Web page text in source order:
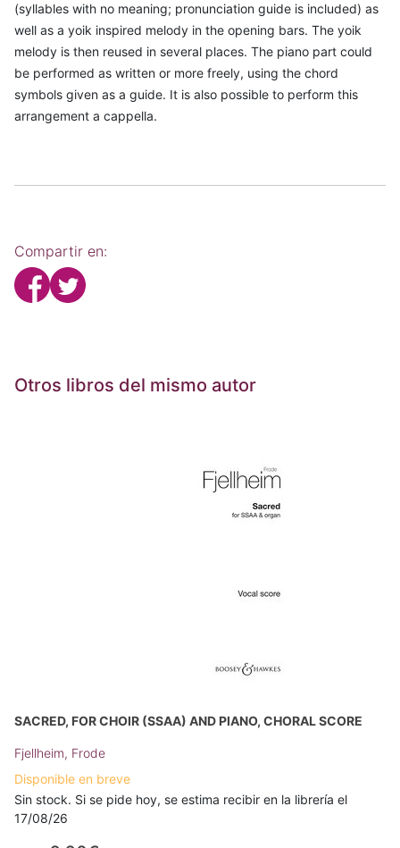
(syllables with no meaning; pronunciation guide is included) as
well as a yoik inspired melody in the opening bars. The yoik
melody is then reused in several places. The piano part could
be performed as written or more freely, using the chord
symbols given as a guide. It is also possible to perform this
arrangement a cappella.
Compartir en:
Otros libros del mismo autor
SACRED, FOR CHOIR (SSAA) AND PIANO, CHORAL SCORE
Fjellheim, Frode
Disponible en breve
Sin stock. Si se pide hoy, se estima recibir en la librería el
17/08/26